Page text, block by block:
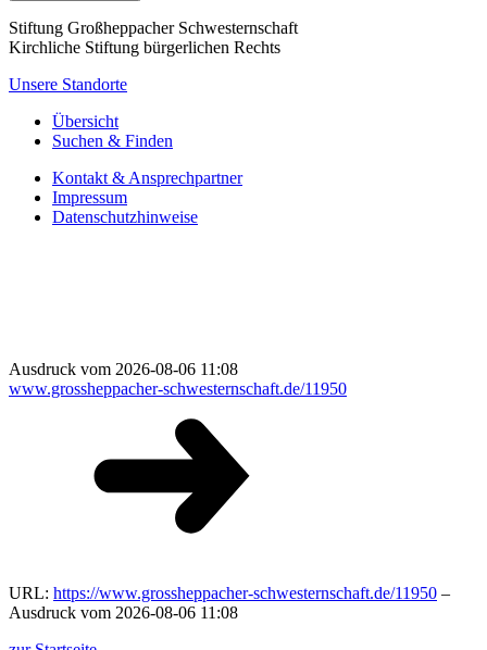
Stiftung Großheppacher Schwesternschaft
Kirchliche Stiftung bürgerlichen Rechts
Unsere Standorte
Übersicht
Suchen & Finden
Kontakt & Ansprechpartner
Impressum
Datenschutzhinweise
Ausdruck vom 2026-08-06 11:08
www.grossheppacher-schwesternschaft.de/11950
URL: https://www.grossheppacher-schwesternschaft.de/11950 –
Ausdruck vom 2026-08-06 11:08